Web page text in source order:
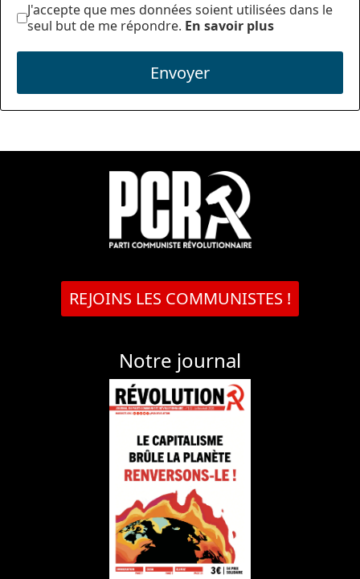
J'accepte que mes données soient utilisées dans le
seul but de me répondre. En savoir plus
Envoyer
REJOINS LES COMMUNISTES !
Notre journal